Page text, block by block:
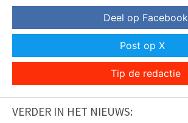
Deel op Facebook
Post op X
Tip de redactie
VERDER IN HET NIEUWS: